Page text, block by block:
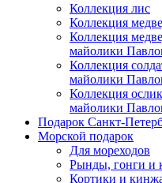
Коллекция лис
Коллекция
Коллекция
майолики
Коллекция
майолики
Коллекция
майолики
Подарок Санкт-
Морской подарок
Для мореходов
Рынды, гонги и
Кортики и